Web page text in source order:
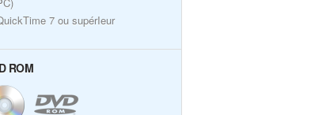
7 ou supérIeur
ROM